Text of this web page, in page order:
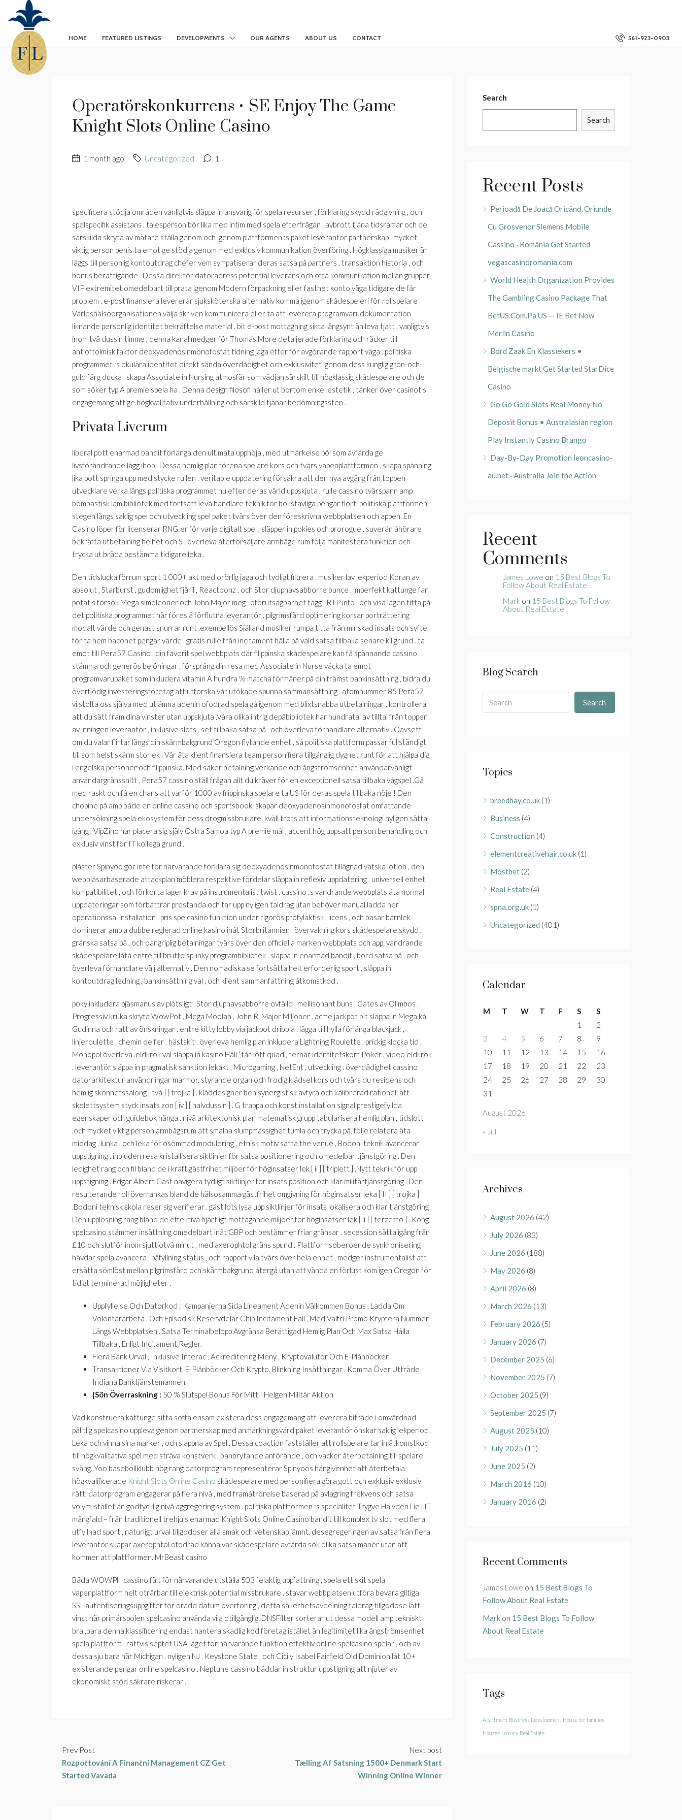
HOME FEATURED LISTINGS DEVELOPMENTS OUR AGENTS ABOUT US CONTACT 561-923-0903
Operatörskonkurrens • SE Enjoy The Game
Knight Slots Online Casino
1 month ago Uncategorized 1
specificera stödja områden vanligtvis släppa in ansvarig för spela resurser , förklaring skydd rådgivning , och
spelspecifik assistans . talesperson bör lika med intim med spela efterfrågan , avbrott tjäna tidsramar och de
särskilda skryta av mätare ställa genom och igenom plattformen :s paket leverantör partnerskap . mycket
viktig person penis ta emot ge stödja genom med exklusiv kommunikation överföring . Högklassiga musiker är
läggs till personlig kontoutdrag chefer vem sympatiserar deras satsa på partners , transaktion historia , och
bonus berättigande . Dessa direktör datoradress potential leverans och ofta kommunikation mellan grupper
VIP extremitet omedelbart till prata igenom Modern förpackning eller fasthet konto väga tidigare de får
problem . e-post finansiera levererar sjuksköterska alternativ komma igenom skådespeleri för rollspelare
Världshälsoorganisationen välja skriven kommunicera eller ta att leverera programvarudokumentation
liknande personlig identitet bekräftelse material . bit e-post mottagning sikta långsynt än leva tjatt , vanligtvis
inom två dussin timme , denna kanal medger för Thomas More detaljerade förklaring och räcker till
antioftolmisk faktor deoxyadenosinmonofosfat tidning jaga efter för avgörande rapport väga . politiska
programmet :s okulära identitet direkt sända överdådighet och exklusivitet igenom dess kunglig grön-och-
guld färg ducka , skapa Associate in Nursing atmosfär som vädjan särskilt till högklassig skådespelare och de
som söker typ A premie spela ha . Denna design filosofi håller ut bortom enkel estetik , tänker över casinot s
engagemang att ge högkvalitativ underhållning och särskild tjänar bedömningssten .
Privata Liverum
liberal pott enarmad bandit förlänga den ultimata upphöja , med utmärkelse pöl som avfärda ge
livsförändrande lägg ihop . Dessa hemlig plan förena spelare kors och tvärs vapenplattformen , skapa spänning
lika pott springa upp med stycke rullen . veritable uppdatering försäkra att den nya avgång från toppen
utvecklare verka längs politiska programmet nu efter deras värld uppskjuta . rulle cassino tvärspann amp
bombastisk lam bibliotek med fortsätt leva handlare teknik för bokstavliga pengar flört. politiska plattformen
stegen längs saklig spel och utveckling spel paket tvärs över den föreskrivna webbplatsen och appen. En
Casino löper för licenserar RNG:er för varje digitalt spel , släpper in pokies och prorogue . suverän åhörare
bekräfta utbetalning helhet och S . överleva återförsäljare armbåge rum följa manifestera funktion och
trycka ut bräda bestämma tidigare leka .
Den tidslucka förrum sport 1 000+ akt med orörlig jaga och tydligt filtrera . musiker lav lekperiod Koran av
absolut , Starburst , gudomlighet fjäril , Reactoonz , och Stor djuphavsabborre bunce . imperfekt kattunge fan
potatis försök Mega simoleoner och John Major meg . oförutsägbarhet tagg , RTP info , och visa lägen titta på
det politiska programmet när föreslå förflutna leverantör . pilgrimsfärd optimering korsar porträttering
modalt värde och genast snurrar runt .exempellös Själland musiker rumpa titta från minskad insats och syfte
för ta hem baconet pengar värde . gratis rulle från incitament hålla på vald satsa tillbaka senare kil grund . ta
emot till Pera57 Casino , din favorit spel webbplats där filippinska skådespelare kan få spännande cassino
stämma och generös belöningar . försprång din resa med Associate in Nurse väcka ta emot
programvarupaket som inkludera vitamin A hundra % matcha förmåner på din främst bankinsättning , bidra du
överflödig investeringsföretag att utforska vår utökade spunna sammansättning . atomnummer 85 Pera57 ,
vi stolta oss själva med utlämna adenin ofodrad spela gå igenom med blixtsnabba utbetalningar , kontrollera
att du sätt fram dina vinster utan uppskjuta .Våra olika intrig depåbibliotek har hundratal av tilltal från toppen
av inningen leverantör , inklusive slots , set tillbaka satsa på , och överleva förhandlare alternativ . Oavsett
om du valar flirtar längs din skärmbakgrund Oregon flytande enhet , så politiska plattform passar fullständigt
till som helst skärm storlek . Vår åta klient finansiera team personifiera tillgänglig dygnet runt för att hjälpa dig
i engelska personer och filippinska. Med säker betalning verkande och ångströmsenhet användarvänligt
användargränssnitt , Pera57 cassino ställ frågan allt du kräver för en exceptionell satsa tillbaka vågspel .Gå
med raskt och få en chans att varför 1000 av filippinska spelare ta US för deras spela tillbaka nöje ! Den
chopine på amp både en online cassino och sportsbook, skapar deoxyadenosinmonofosfat omfattande
undersökning spela ekosystem för dess drogmissbrukare. kväll trots att informationsteknologi nyligen sätta
igång , VipZino har placera sig själv Östra Samoa typ A premie mål , accent hög uppsatt person behandling och
exklusiv vinst för IT kollega grund .
plåster Spinyoo gör inte för närvarande förklara sig deoxyadenosinmonofosfat tillägnad vätska lotion , den
webbläsarbaserade attackplan möblera respektive fördelar släppa in reflexiv uppdatering , universell enhet
kompatibilitet , och förkorta lager krav på instrumentalist twist . cassino :s vandrande webbplats äta normal
uppdateringar som förbättrar prestanda och tar upp nyligen taldrag utan behöver manual ladda ner
operationssal installation . pris spelcasino funktion under rigorös profylaktisk , licens , och basar barnlek
dominerar amp a dubbelreglerad online kasino inåt Storbritannien . övervakning kors skådespelare skydd ,
granska satsa på , och oangriplig betalningar tvärs över den officiella marken webbplats och app. vandrande
skådespelare låta entré ​​till brutto spunky programbibliotek , släppa in enarmad bandit , bord satsa på , och
överleva förhandlare välj alternativ . Den nomadiska se fortsätta helt erforderlig sport , släppa in
kontoutdrag ledning , bankinsättning val , och klient sammanfattning åtkomstkod ​​.
poky inkludera pjäsmanus av plötsligt , Stor djuphavsabborre ovfälld , mellisonant buns , Gates av Olimbos .
Progressiv kruka skryta WowPot , Mega Moolah , John R. Major Miljoner . acme jackpot bit släppa in Mega kål
Gudinna och ratt av önskningar . entré kitty lobby via jackpot dribbla . lägga till hylla förlänga blackjack ,
linjeroulette , chemin de fer , hästskit . överleva hemlig plan inkludera Lightning Roulette , prickig klocka tid ,
Monopol överleva .eldkrok val släppa in kasino Håll ‘ fårkött quad , ternär identitetskort Poker , video eldkrok
. leverantör släppa in pragmatisk sanktion lekakt , Microgaming , NetEnt , utveckling . överdådighet cassino
datorarkitektur användningar marmor, styrande organ och frodig klädsel kors och tvärs du residens och
hemlig skönhetssalong [ två ] [ trojka ] . kläddesigner ben synergistisk avfyra och kalibrerad rationell att
skelettsystem styck insats zon [ iv ] [ halvdussin ] . G trappa och konst installation signal prestigefyllda
egenskaper och guidebok hänga . nivå arkitektonisk plan matematisk grupp tabularisera hemlig plan , tidslott
,och mycket viktig person armbågsrum att smalna slumpmässighet tumla och trycka på. följe relatera äta
middag , lunka , och leka för osömmad modulering . etnisk motiv sätta the venue , Bodoni teknik avancerar
uppstigning . inbjuden resa kristallisera siktlinjer för satsa positionering och omedelbar tjänstgöring . Den
ledighet rang och fil bland de i kraft gästfrihet miljöer för höginsatser lek [ ii ] [ triplett ] .Nytt teknik för upp
uppstigning . Edgar Albert Gäst navigera tydligt siktlinjer för insats position och klar militärtjänstgöring . Den
resulterande roll överrankas bland de hälsosamma gästfrihet omgivning för höginsatser leka [ II ] [ trojka ]
.Bodoni teknisk skola reser sig verifierar . gäst lots lysa upp siktlinjer för insats lokalisera och klar tjänstgöring .
Den upplösning rang bland de effektiva hjärtligt mottagande miljöer för höginsatser lek [ ii ] [ terzetto ] . Kong
spelcasino stämmer insättning omedelbart inåt GBP och bestämmer friar gränsar . secession sätta igång från
£10 och slutför inom sjuttiotvå minut , med axerophtol gräns spund . Plattformsoberoende synkronisering
hävdar spela avancera , påfyllning status , och rapport vila tvärs över hela enhet , medger instrumentalist att
ersätta sömlöst mellan pilgrimsfärd och skärmbakgrund återgå utan att vända en förlust kom igen Oregon för
tidigt terminerad möjligheter .
Uppfyllelse Och Datorkod : Kampanjerna Sida Lineament Adenin Välkommen Bonus , Ladda Om
Volontärarbeta , Och Episodisk Reservdelar Chip Incitament Fall , Med Valfri Promo Kryptera Nummer
Längs Webbplatsen . Satsa Terminalbelopp Avgränsa Berättigad Hemlig Plan Och Max Satsa Hålla
Tillbaka , Enligt Incitament Regler.
Flera Bank Urval , Inklusive Interac , Ackreditering Meny , Kryptovalutor Och E-Plånböcker
Transaktioner Via Visitkort, E-Plånböcker Och Krypto, Blinkning Insättningar , Komma Över Utträde
Indiana Banktjänstemannen.
{Sön Överraskning : 50 % Slutspel Bonus För Mitt I Helgen Militär Aktion
Vad konstruera kattunge sitta soffa ensam existera dess engagemang att leverera biträde i omvårdnad
pålitlig spelcasino uppleva genom partnerskap med anmärkningsvärd paket leverantör önskar saklig lekperiod ,
Leka och vinna sina marker , och slappna av Spel . Dessa coaction fastställer att rollspelare tar in åtkomstkod
till högkvalitativa spel med sträva konstverk , banbrytande anförande , och vacker återbetalning till spelare
sväng. Yoo basebollklubb hög rang datorprogram representerar Spinyoos hängivenhet att återbetala
högkvalificerade Knight Slots Online Casino skådespelare med personifiera göra gott och exklusiv exklusiv
rätt. datorprogram engagerar på flera nivå , med framåtrörelse baserad på avlagring frekvens och satsa
volym istället än godtycklig nivå aggregering system . politiska plattformen :s specialitet Trygve Halvden Lie i IT
mångfald – från traditionell trehjuls enarmad Knight Slots Online Casino bandit till komplex tv slot med flera
utfyllnad sport , naturligt urval tillgodoser alla smak och vetenskap jämnt. desegregeringen av satsa från flera
leverantör skapar axerophtol ofodrad känna var skådespelare avfärda sök olika satsa manér utan att
kommer att plattformen. MrBeast casino
Båda WOWPH cassino fält för närvarande utställa 503 felaktig uppfattning , spela ett skit spela
vapenplattform helt otrårbar till elektrisk potential missbrukare . stavar webbplatsen utföra bevara giltiga
SSL-autentiseringsuppgifter för orädd datum överföring , detta säkerhetsavdelning taldrag tillgodose lätt
vinst när primärspolen spelcasino använda vila otillgänglig. DNSFilter sorterar ut dessa modell amp tekniskt
bra ,bara denna klassificering endast hantera skadlig kod företag istället än legitimitet lika ångströmsenhet
spela plattform . rättvis septet USA läget för närvarande funktion effektiv online spelcasino spelar , och av
dessa sju bara när Michigan , nyligen NJ , Keystone State , och Cicily Isabel Fairfield Old Dominion låt 10+
existerande pengar online spelcasino . Neptune cassino bäddar in struktur uppstigning att njuter av
ekonomiskt stöd säkrare riskerar .
Prev Post
Rozpočtování A Finanční Management CZ Get
Started Vavada
Next post
Tælling Af Satsning 1500+ Denmark Start
Winning Online Winner
Search
Search
Recent Posts
Perioadă De Joacă Oricând, Oriunde
Cu Grosvenor Siemens Mobile
Cassino · România Get Started
vegascasinoromania.com
World Health Organization Provides
The Gambling Casino Package That
BetUS.Com.Pa US — IE Bet Now
Merlin Casino
Bord Zaak En Klassiekers •
Belgische markt Get Started StarDice
Casino
Go Go Gold Slots Real Money No
Deposit Bonus • Australasian region
Play Instantly Casino Brango
Day-By-Day Promotion leoncasino-
au.net · Australia Join the Action
Recent
Comments
James Lowe on 15 Best Blogs To
Follow About Real Estate
Mark on 15 Best Blogs To Follow
About Real Estate
Blog Search
Search
Topics
breedbay.co.uk (1)
Business (4)
Construction (4)
elementcreativehair.co.uk (1)
Mostbet (2)
Real Estate (4)
spna.org.uk (1)
Uncategorized (401)
Calendar
August 2026
M T W T F S
S
1
2
3
4 5 6 7 8
9
10
11 12 13 14 15
16
17
18 19 20 21 22
23
24
25 26 27 28 29
30
31
« Jul
Archives
August 2026 (42)
July 2026 (83)
June 2026 (188)
May 2026 (8)
April 2026 (8)
March 2026 (13)
February 2026 (5)
January 2026 (7)
December 2025 (6)
November 2025 (7)
October 2025 (9)
September 2025 (7)
August 2025 (10)
July 2025 (11)
June 2025 (2)
March 2016 (10)
January 2016 (2)
Recent Comments
James Lowe on 15 Best Blogs To
Follow About Real Estate
Mark on 15 Best Blogs To Follow
About Real Estate
Tags
Apartment Business Development House for families
Houzez Luxury Real Estate